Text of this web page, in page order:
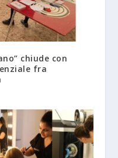
chiude con
fra